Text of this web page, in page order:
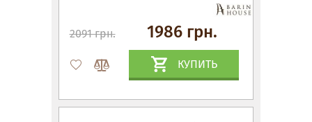
2091 грн. 1986 грн.
КУПИТЬ